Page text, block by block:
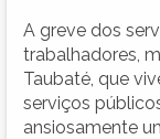
A greve dos
trabalhadores,
Taubaté, que
serviços
ansiosamente